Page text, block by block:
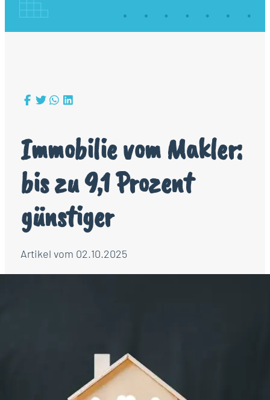
Immobilie vom Makler:
bis zu 9,1 Prozent
günstiger
Artikel vom 02.10.2025